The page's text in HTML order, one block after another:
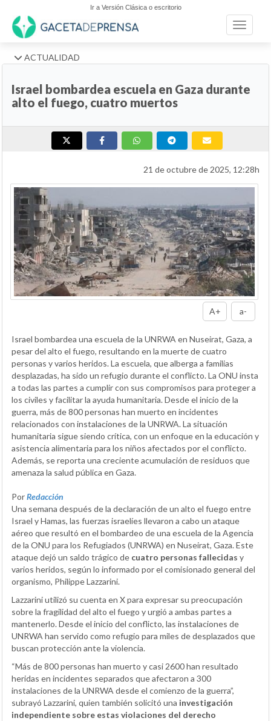
Ir a Versión Clásica o escritorio
Toggle
ACTUALIDAD
Israel bombardea escuela en Gaza durante
alto el fuego, cuatro muertos
21 de octubre de 2025, 12:28h
A+ a-
Israel bombardea una escuela de la UNRWA en Nuseirat, Gaza, a
pesar del alto el fuego, resultando en la muerte de cuatro
personas y varios heridos. La escuela, que alberga a familias
desplazadas, ha sido un refugio durante el conflicto. La ONU insta
a todas las partes a cumplir con sus compromisos para proteger a
los civiles y facilitar la ayuda humanitaria. Desde el inicio de la
guerra, más de 800 personas han muerto en incidentes
relacionados con instalaciones de la UNRWA. La situación
humanitaria sigue siendo crítica, con un enfoque en la educación y
asistencia alimentaria para los niños afectados por el conflicto.
Además, se reporta una creciente acumulación de residuos que
amenaza la salud pública en Gaza.
PorRedacción
Una semana después de la declaración de un alto el fuego entre
Israel y Hamas, las fuerzas israelíes llevaron a cabo un ataque
aéreo que resultó en el bombardeo de una escuela de la Agencia
de la ONU para los Refugiados (UNRWA) en Nuseirat, Gaza. Este
ataque dejó un saldo trágico de cuatro personas fallecidas y
varios heridos, según lo informado por el comisionado general del
organismo, Philippe Lazzarini.
Lazzarini utilizó su cuenta en X para expresar su preocupación
sobre la fragilidad del alto el fuego y urgió a ambas partes a
mantenerlo. Desde el inicio del conflicto, las instalaciones de
UNRWA han servido como refugio para miles de desplazados que
buscan protección ante la violencia.
“Más de 800 personas han muerto y casi 2600 han resultado
heridas en incidentes separados que afectaron a 300
instalaciones de la UNRWA desde el comienzo de la guerra”,
subrayó Lazzarini, quien también solicitó una investigación
independiente sobre estas violaciones del derecho